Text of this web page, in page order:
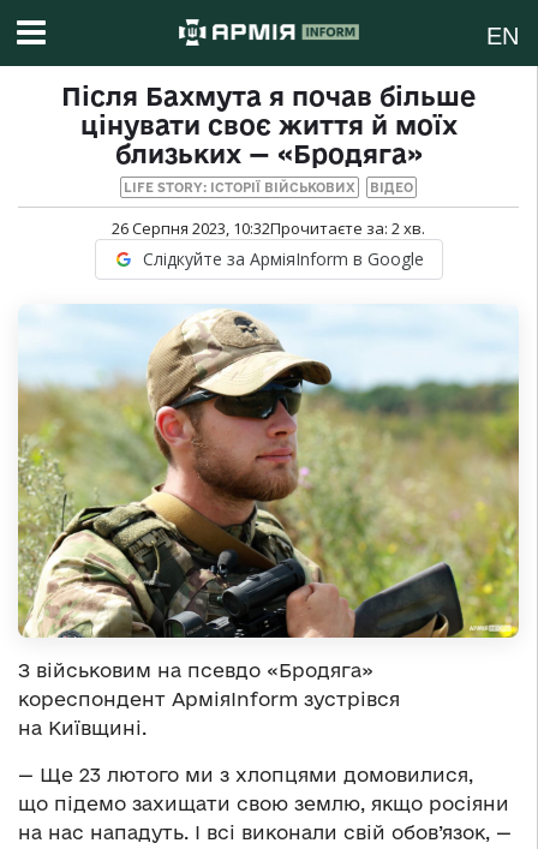
EN
Після Бахмута я почав більше
цінувати своє життя й моїх
близьких — «Бродяга»
LIFE STORY: ІСТОРІЇ ВІЙСЬКОВИХ ВІДЕО
26 Серпня 2023, 10:32Прочитаєте за: 2хв.
Слідкуйте за АрміяInform в Google
З військовим на псевдо «Бродяга»
кореспондент АрміяInform зустрівся
на Київщині.
— Ще 23 лютого ми з хлопцями домовилися,
що підемо захищати свою землю, якщо росіяни
на нас нападуть. І всі виконали свій обов’язок, —